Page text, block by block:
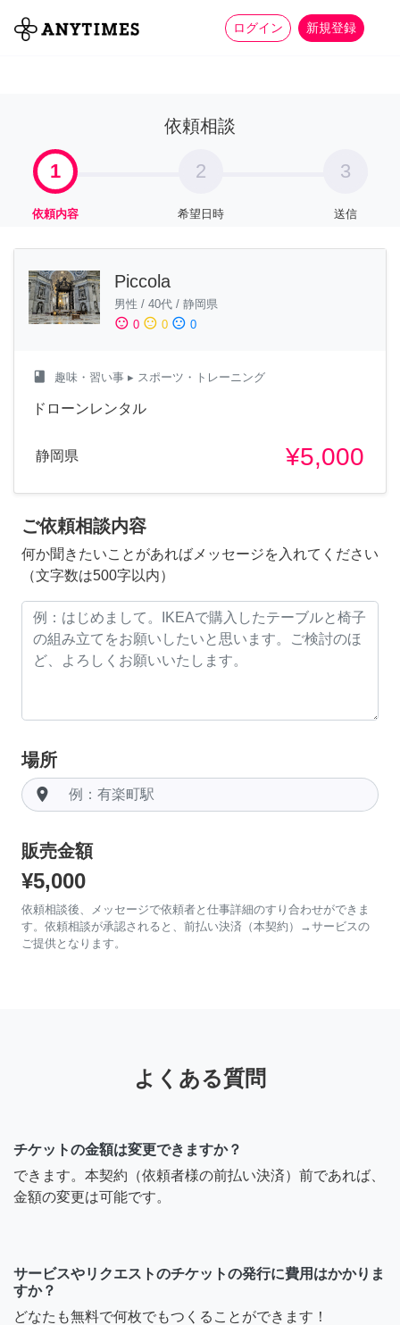
ログイン 新規登録
全て 家事 more_horiz
依頼相談
1
依頼内容
2
希望日時
3
送信
Piccola
男性 / 40代 / 静岡県
sentiment_satisfied 0 sentiment_neutral 0 sentiment_dissatisfied 0
class 趣味・習い事 ▸ スポーツ・トレーニング
ドローンレンタル
静岡県 ¥5,000
ご依頼相談内容
何か聞きたいことがあればメッセージを入れてください
（文字数は500字以内）
場所
room
販売金額
¥5,000
依頼相談後、メッセージで依頼者と仕事詳細のすり合わせができま
す。依頼相談が承認されると、前払い決済（本契約）→サービスの
ご提供となります。
よくある質問
チケットの金額は変更できますか？
できます。本契約（依頼者様の前払い決済）前であれば、
金額の変更は可能です。
サービスやリクエストのチケットの発行に費用はかかりま
すか？
どなたも無料で何枚でもつくることができます！